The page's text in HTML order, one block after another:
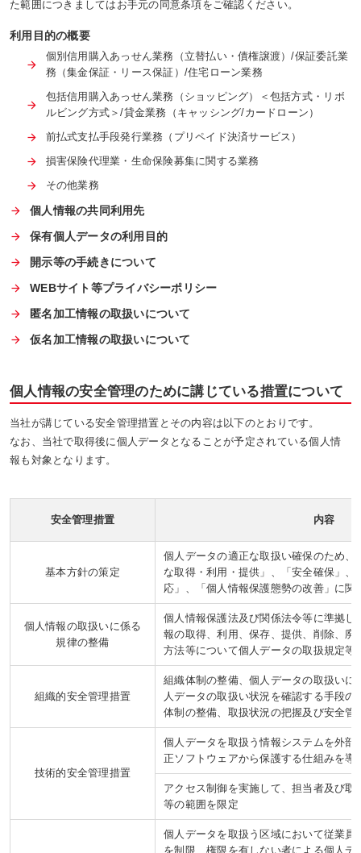
た範囲につきましてはお手元の同意条項をご確認ください。
利用目的の概要
個別信用購入あっせん業務（立替払い・債権譲渡）/保証委託業
務（集金保証・リース保証）/住宅ローン業務
包括信用購入あっせん業務（ショッピング）＜包括方式・リボ
ルビング方式＞/貸金業務（キャッシング/カードローン）
前払式支払手段発行業務（プリペイド決済サービス）
損害保険代理業・生命保険募集に関する業務
その他業務
個人情報の共同利用先
保有個人データの利用目的
開示等の手続きについて
WEBサイト等プライバシーポリシー
匿名加工情報の取扱いについて
仮名加工情報の取扱いについて
個人情報の安全管理のために講じている措置について
当社が講じている安全管理措置とその内容は以下のとおりです。
なお、当社で取得後に個人データとなることが予定されている個人情
報も対象となります。
安全管理措置 内容
基本方針の策定
個人データの適正な取扱い確保のため、
な取得・利用・提供」、「安全確保」、
応」、「個人情報保護態勢の改善」に関
個人情報の取扱いに係る
規律の整備
個人情報保護法及び関係法令等に準拠し
報の取得、利用、保存、提供、削除、廃
方法等について個人データの取扱規定等
組織的安全管理措置
組織体制の整備、個人データの取扱いに
人データの取扱い状況を確認する手段
体制の整備、取扱状況の把握及び安全管
技術的安全管理措置
個人データを取扱う情報システムを外部
正ソフトウェアから保護する仕組みを導
アクセス制御を実施して、担当者及び
等の範囲を限定
個人データを取扱う区域において従業員
を制限、権限を有しない者による個人